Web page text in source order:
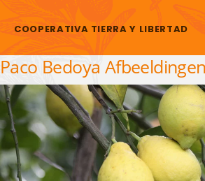
COOPERATIVA TIERRA Y LIBERTAD
Paco Bedoya